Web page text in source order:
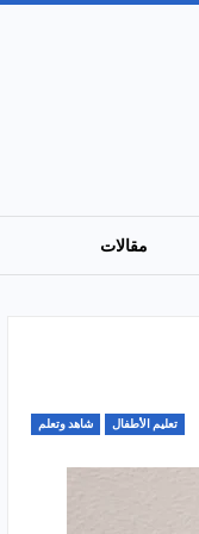
مقالات
تعليم الأطفال شاهد وتعلم